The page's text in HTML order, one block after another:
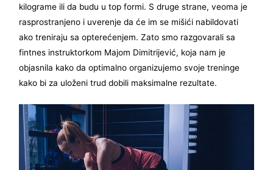
kilograme ili da budu u top formi. S druge strane, veoma je
rasprostranjeno i uverenje da će im se mišići nabildovati
ako treniraju sa opterećenjem. Zato smo razgovarali sa
fintnes instruktorkom Majom Dimitrijević, koja nam je
objasnila kako da optimalno organizujemo svoje treninge
kako bi za uloženi trud dobili maksimalne rezultate.